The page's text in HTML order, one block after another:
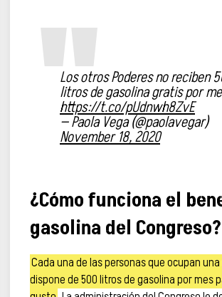
Los otros Poderes no reciben
litros de gasolina gratis por
https://t.co/pUdnwh8ZvE
— Paola Vega (@paolavegar)
November 18, 2020
¿Cómo funciona el
gasolina del Congreso?
Cada una de las personas que ocupan
dispone de 500 litros de gasolina por mes